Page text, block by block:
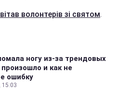
волонтерів зі святом.
ногу из-за трендовых
и как не
ошибку
15:03